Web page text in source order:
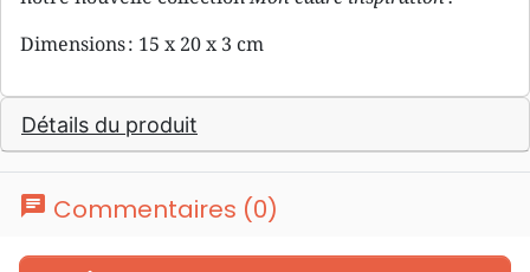
Dimensions : 15 x 20 x 3 cm
Détails du produit
chat Commentaires (0)